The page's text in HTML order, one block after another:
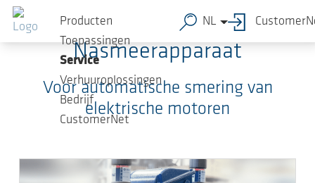
Ga naar de hoofdinhoud
Producten
Toepassingen
Service
Verhuuroplossingen
Bedrijf
CustomerNet
NL
Nasmeerapparaat
Voor automatische smering van
elektrische motoren